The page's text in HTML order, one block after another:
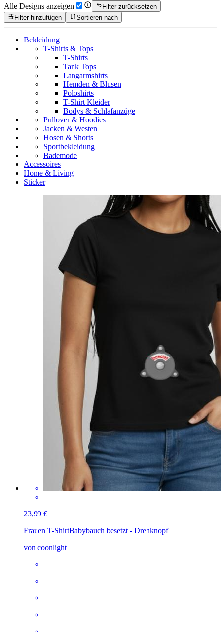
Alle Designs anzeigen
Filter zurücksetzen
Filter hinzufügen
Sortieren nach
Bekleidung
T-Shirts & Tops
T-Shirts
Tank Tops
Langarmshirts
Hemden & Blusen
Poloshirts
T-Shirt Kleider
Bodys & Schlafanzüge
Pullover & Hoodies
Jacken & Westen
Hosen & Shorts
Sportbekleidung
Bademode
Accessoires
Home & Living
Sticker
23,99 €
Frauen T-ShirtBabybauch besetzt - Drehknopf
von coonlight